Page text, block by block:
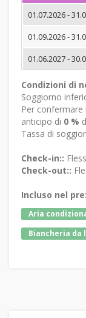
01.07.2026 -
01.09.2026 -
01.06.2027 -
Condizioni di
Soggiorno
Per confermare
anticipo di 0 %
Tassa di
Check-in::
Check-out::
Incluso nel
Aria
Biancheria da